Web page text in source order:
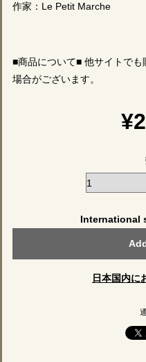
作家：Le Petit Marche
■商品について■ 他サイトで
場合がございます。
International
日本国内に